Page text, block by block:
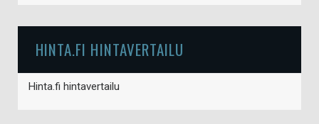
HINTA.FI HINTAVERTAILU
Hinta.fi hintavertailu